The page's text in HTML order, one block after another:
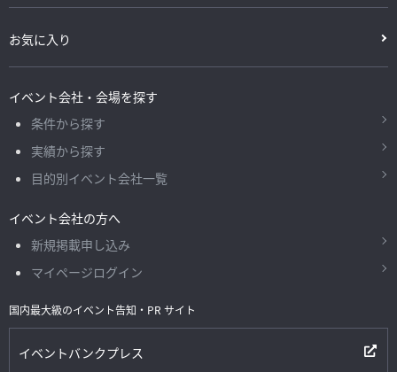
お気に入り
イベント会社・会場を探す
条件から探す
実績から探す
目的別イベント会社一覧
イベント会社の方へ
新規掲載申し込み
マイページログイン
国内最大級のイベント告知・PR サイト
イベントバンクプレス